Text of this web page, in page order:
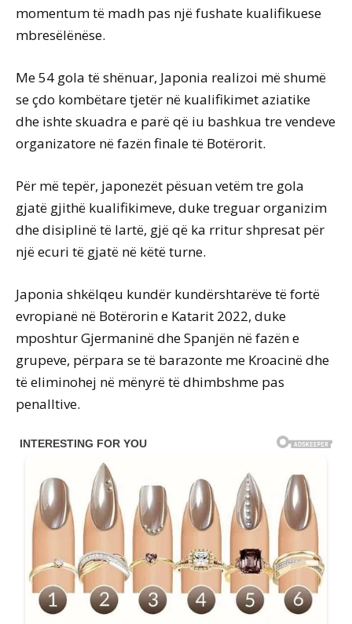
momentum të madh pas një fushate kualifikuese
mbresëlënëse.
Me 54 gola të shënuar, Japonia realizoi më shumë
se çdo kombëtare tjetër në kualifikimet aziatike
dhe ishte skuadra e parë që iu bashkua tre vendeve
organizatore në fazën finale të Botërorit.
Për më tepër, japonezët pësuan vetëm tre gola
gjatë gjithë kualifikimeve, duke treguar organizim
dhe disiplinë të lartë, gjë që ka rritur shpresat për
një ecuri të gjatë në këtë turne.
Japonia shkëlqeu kundër kundërshtarëve të fortë
evropianë në Botërorin e Katarit 2022, duke
mposhtur Gjermaninë dhe Spanjën në fazën e
grupeve, përpara se të barazonte me Kroacinë dhe
të eliminohej në mënyrë të dhimbshme pas
penalltive.